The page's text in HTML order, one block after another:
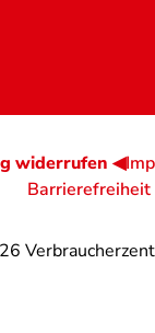
widerrufen ◀
Barrierefreiheit